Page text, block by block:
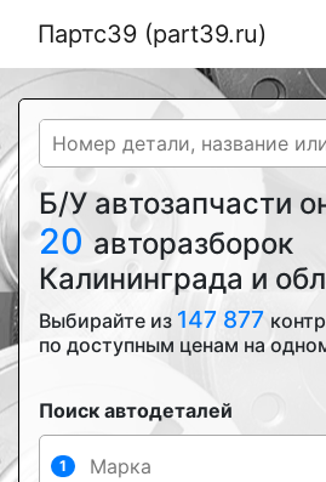
Партс39 (part39.ru)
Б/У автозапчасти
20 авторазборок
Калининграда и
Выбирайте из 147 877
по доступным ценам на
Поиск автодеталей
1